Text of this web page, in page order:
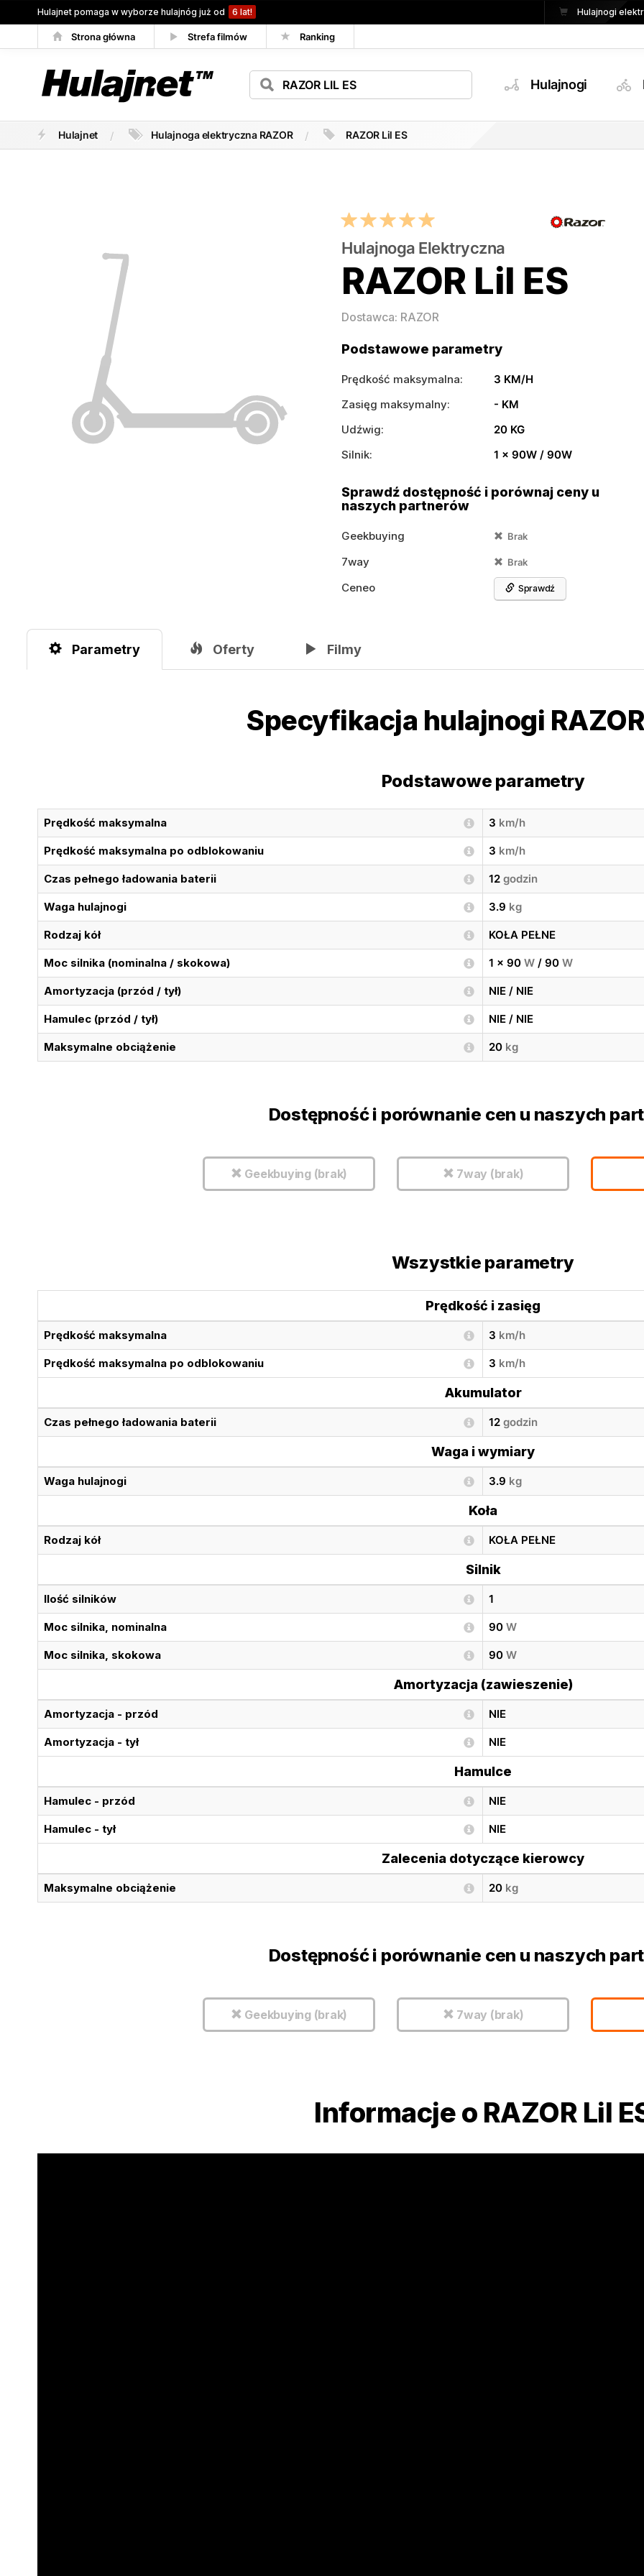
Hulajnet pomaga w wyborze hulajnóg już od 6 lat! Hulajnogi
Strona główna Strefa filmów Ranking
Hulajnogi
Hulajnet Hulajnoga elektryczna RAZOR RAZOR Lil ES
Hulajnoga Elektryczna
RAZOR Lil ES
Dostawca: RAZOR
Podstawowe parametry
Prędkość maksymalna:
3 KM/H
Zasięg maksymalny:
- KM
Udźwig:
20 KG
Silnik:
1 x 90W / 90W
Sprawdź dostępność i porównaj ceny u
naszych partnerów
Geekbuying Brak
7way Brak
Ceneo Sprawdź
Parametry Oferty Filmy
Specyfikacja hulajnogi
Podstawowe parametry
Prędkość maksymalna 3 km/h
Prędkość maksymalna po odblokowaniu 3 km/h
Czas pełnego ładowania baterii 12 godzin
Waga hulajnogi 3.9 kg
Rodzaj kół KOŁA PEŁNE
Moc silnika (nominalna / skokowa) 1 x 90 W / 90 W
Amortyzacja (przód / tył) NIE / NIE
Hamulec (przód / tył) NIE / NIE
Maksymalne obciążenie 20 kg
Dostępność i porównanie cen u naszych
Geekbuying (brak) 7way (brak)
Wszystkie parametry
Prędkość i zasięg
Prędkość maksymalna 3 km/h
Prędkość maksymalna po odblokowaniu 3 km/h
Akumulator
Czas pełnego ładowania baterii 12 godzin
Waga i wymiary
Waga hulajnogi 3.9 kg
Koła
Rodzaj kół KOŁA PEŁNE
Silnik
Ilość silników 1
Moc silnika, nominalna 90 W
Moc silnika, skokowa 90 W
Amortyzacja (zawieszenie)
Amortyzacja - przód NIE
Amortyzacja - tył NIE
Hamulce
Hamulec - przód NIE
Hamulec - tył NIE
Zalecenia dotyczące kierowcy
Maksymalne obciążenie 20 kg
Dostępność i porównanie cen u naszych
Geekbuying (brak) 7way (brak)
Informacje o RAZOR Lil